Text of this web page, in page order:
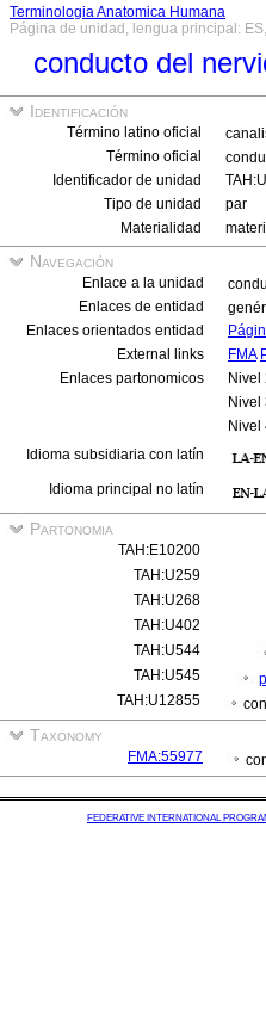
Terminologia Anatomica Humana
Página de unidad, lengua principal:
conducto del
Identificación
Término latino oficial
Término oficial
Identificador de unidad
Tipo de unidad
par
Materialidad
Navegación
Enlace a la unidad
Enlaces de entidad
Enlaces orientados entidad
External links
FMA
Enlaces partonomicos
Nivel
Nivel
Nivel
Idioma subsidiaria con latín
Idioma principal no latín
Partonomia
TAH:E10200
TAH:U259
TAH:U268
TAH:U402
TAH:U544
TAH:U545
TAH:U12855
Taxonomy
FMA:55977
FEDERATIVE INTERNATIONAL